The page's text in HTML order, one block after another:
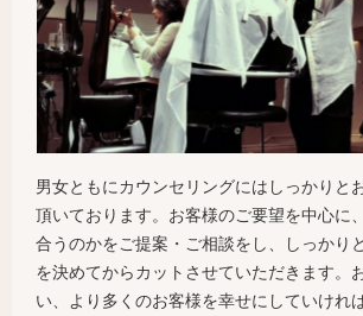
男女ともにカウンセリングにはしっかりと
頂いております。お客様のご要望を中心に
合うのかをご提案・ご相談をし、しっかり
を決めてからカットさせていただきます。
い、より多くのお客様を幸せにしていけれ